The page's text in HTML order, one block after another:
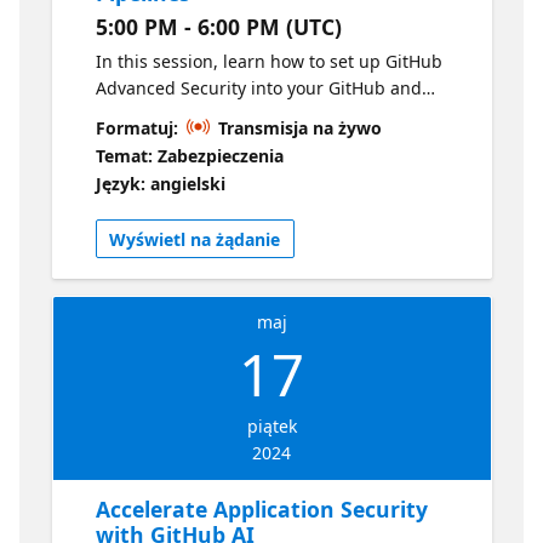
5:00 PM - 6:00 PM (UTC)
In this session, learn how to set up GitHub
Advanced Security into your GitHub and
Azure DevOps pipelines to keep your
developers engaged and ensure security
throughout your development cycles.
Formatuj:
Transmisja na żywo
Temat: Zabezpieczenia
Język: angielski
Wyświetl na żądanie
maj
17
piątek
2024
Accelerate Application Security
with GitHub AI